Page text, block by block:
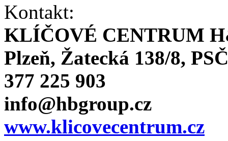
Kontakt:
KLÍČOVÉ CENTRUM
Plzeň, Žatecká 138/8,
377 225 903
info@hbgroup.cz
www.klicovecentrum.cz